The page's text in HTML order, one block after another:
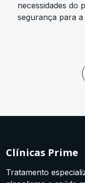
necessidades do
segurança para a
Clínicas Prime
Tratamento